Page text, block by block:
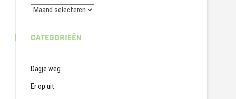
Archieven
CATEGORIEËN
Dagje weg
Er op uit